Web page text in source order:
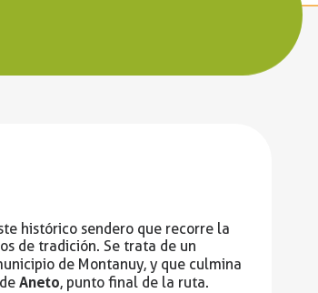
histórico sendero que recorre la
de tradición. Se trata de un
de Montanuy, y que culmina
deAneto, punto final de la ruta.